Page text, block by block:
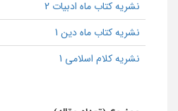
نشریه کتاب ماه ادبیات 2
نشریه کتاب ماه دین 1
نشریه کلام اسلامی 1